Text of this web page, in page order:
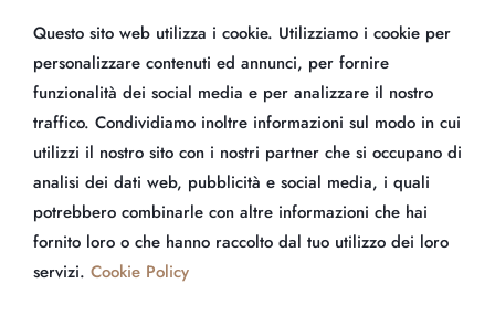
Questo sito web utilizza i cookie. Utilizziamo i cookie per
personalizzare contenuti ed annunci, per fornire
funzionalità dei social media e per analizzare il nostro
traffico. Condividiamo inoltre informazioni sul modo in cui
utilizzi il nostro sito con i nostri partner che si occupano di
analisi dei dati web, pubblicità e social media, i quali
potrebbero combinarle con altre informazioni che hai
fornito loro o che hanno raccolto dal tuo utilizzo dei loro
servizi. Cookie Policy